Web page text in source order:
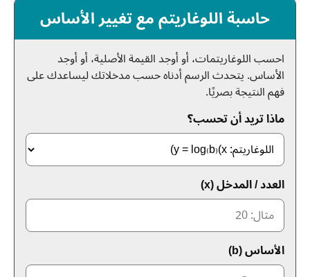
حاسبة اللوغاريتم مع تغيير الأساس
احسب اللوغاريتمات، أو أوجد القيمة الأصلية، أو أوجد
الأساس. يتحدث الرسم أدناه حسب مدخلاتك ليساعدك على
فهم النتيجة بصريًا.
ماذا تريد أن تحسب؟
العدد / المدخل (x)
الأساس (b)